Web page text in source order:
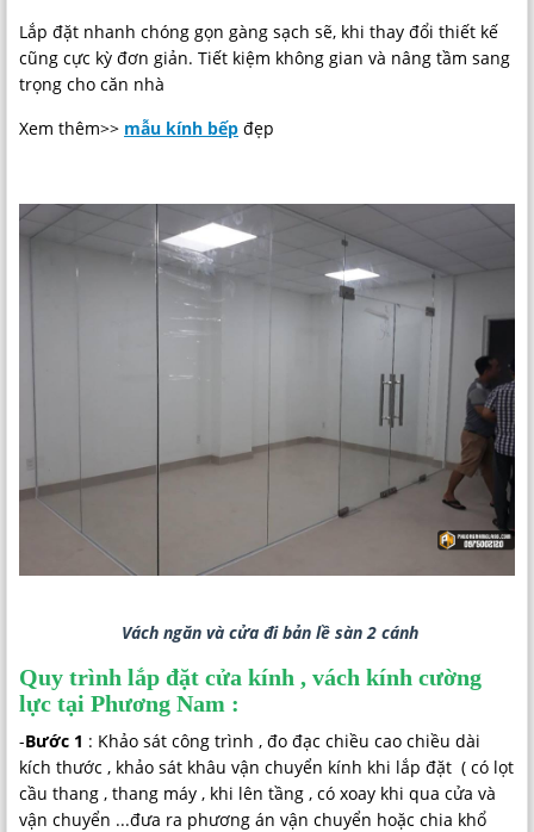
Lắp đặt nhanh chóng gọn gàng sạch sẽ, khi thay đổi thiết kế
cũng cực kỳ đơn giản. Tiết kiệm không gian và nâng tầm sang
trọng cho căn nhà
Xem thêm>> mẫu kính bếp đẹp
Vách ngăn và cửa đi bản lề sàn 2 cánh
Quy trình lắp đặt cửa kính , vách kính cường
lực tại Phương Nam :
-Bước 1 : Khảo sát công trình , đo đạc chiều cao chiều dài
kích thước , khảo sát khâu vận chuyển kính khi lắp đặt ( có lọt
cầu thang , thang máy , khi lên tầng , có xoay khi qua cửa và
vận chuyển ...đưa ra phương án vận chuyển hoặc chia khổ